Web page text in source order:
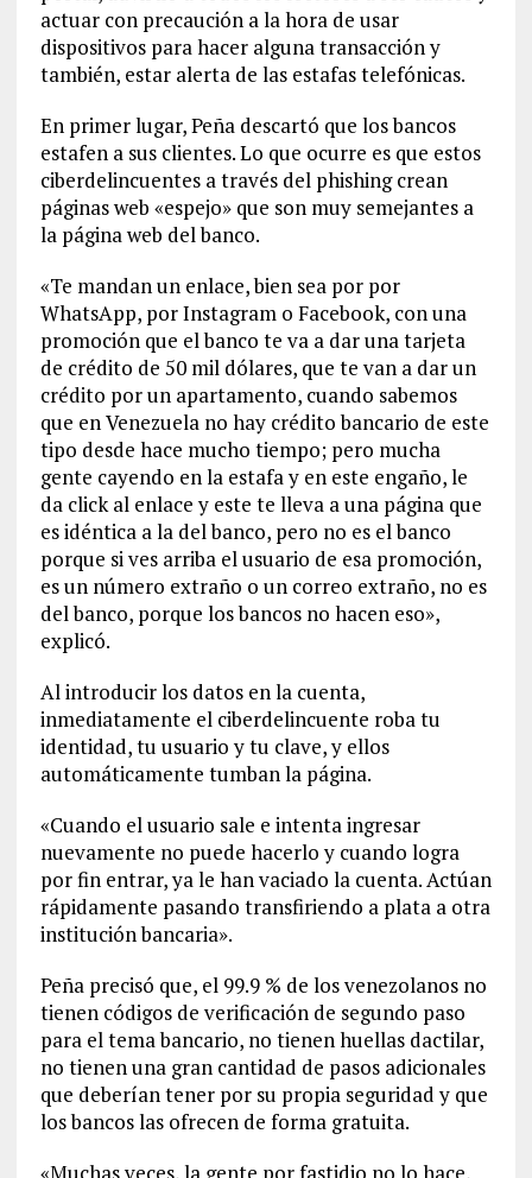
actuar con precaución a la hora de usar
dispositivos para hacer alguna transacción y
también, estar alerta de las estafas telefónicas.
En primer lugar, Peña descartó que los bancos
estafen a sus clientes. Lo que ocurre es que estos
ciberdelincuentes a través del phishing crean
páginas web «espejo» que son muy semejantes a
la página web del banco.
«Te mandan un enlace, bien sea por por
WhatsApp, por Instagram o Facebook, con una
promoción que el banco te va a dar una tarjeta
de crédito de 50 mil dólares, que te van a dar un
crédito por un apartamento, cuando sabemos
que en Venezuela no hay crédito bancario de este
tipo desde hace mucho tiempo; pero mucha
gente cayendo en la estafa y en este engaño, le
da click al enlace y este te lleva a una página que
es idéntica a la del banco, pero no es el banco
porque si ves arriba el usuario de esa promoción,
es un número extraño o un correo extraño, no es
del banco, porque los bancos no hacen eso»,
explicó.
Al introducir los datos en la cuenta,
inmediatamente el ciberdelincuente roba tu
identidad, tu usuario y tu clave, y ellos
automáticamente tumban la página.
«Cuando el usuario sale e intenta ingresar
nuevamente no puede hacerlo y cuando logra
por fin entrar, ya le han vaciado la cuenta. Actúan
rápidamente pasando transfiriendo a plata a otra
institución bancaria».
Peña precisó que, el 99.9 % de los venezolanos no
tienen códigos de verificación de segundo paso
para el tema bancario, no tienen huellas dactilar,
no tienen una gran cantidad de pasos adicionales
que deberían tener por su propia seguridad y que
los bancos las ofrecen de forma gratuita.